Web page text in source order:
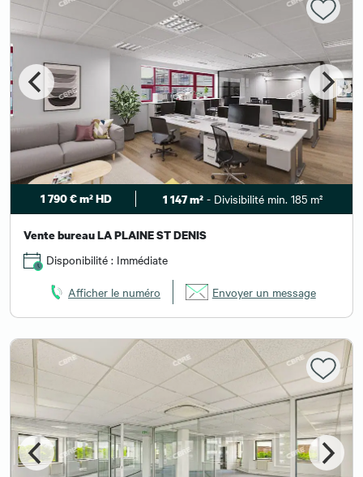
1 790 € m² HD 1 147 m² - Divisibilité min. 185 m²
Vente bureau LA PLAINE ST DENIS
Disponibilité : Immédiate
Afficher le numéro Envoyer un message